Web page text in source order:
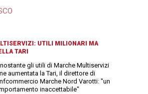
UTILI MILIONARI MA
TARI
gli utili di Marche Multiservizi
aumentata la Tari, il direttore di
Marche Nord Varotti: "un
inaccettabile"